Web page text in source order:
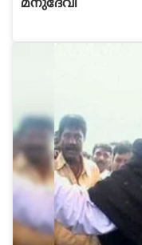
മനുദേവി